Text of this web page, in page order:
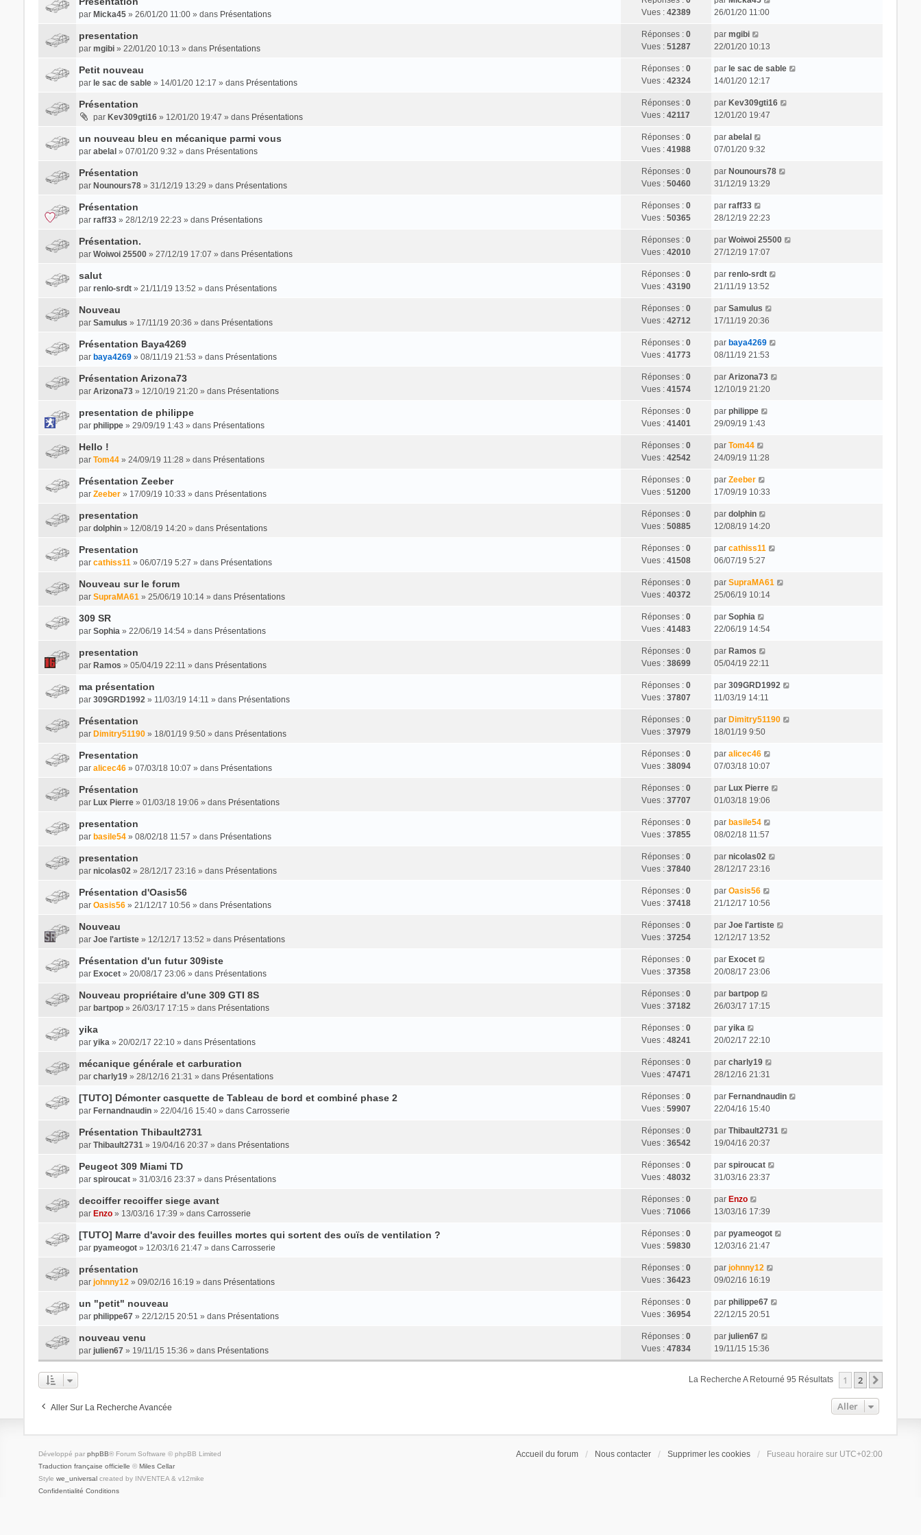
par Micka45» 26/01/20 11:00 » dans Présentations
Vues : 42389
26/01/20 11:00
presentation
par mgibi» 22/01/20 10:13 » dans Présentations
Réponses : 0
Vues : 51287
par mgibi
22/01/20 10:13
Petit nouveau
par le sac de sable» 14/01/20 12:17 » dans Présentations
Réponses : 0
Vues : 42324
par le sac de sable
14/01/20 12:17
Présentation
par Kev309gti16» 12/01/20 19:47 » dans Présentations
Réponses : 0
Vues :42117
par Kev309gti16
12/01/20 19:47
un nouveau bleu en mécanique parmi vous
par abelal» 07/01/20 9:32 » dans Présentations
Réponses : 0
Vues : 41988
par abelal
07/01/20 9:32
Présentation
par Nounours78» 31/12/19 13:29 » dans Présentations
Réponses : 0
Vues : 50460
par Nounours78
31/12/19 13:29
Présentation
par raff33» 28/12/19 22:23 » dans Présentations
Réponses : 0
Vues : 50365
par raff33
28/12/19 22:23
Présentation.
par Woiwoi 25500» 27/12/19 17:07 » dans Présentations
Réponses : 0
Vues : 42010
par Woiwoi 25500
27/12/19 17:07
salut
par renlo-srdt» 21/11/19 13:52 » dans Présentations
Réponses : 0
Vues : 43190
par renlo-srdt
21/11/19 13:52
Nouveau
par Samulus » 17/11/19 20:36 » dans Présentations
Réponses : 0
Vues : 42712
par Samulus
17/11/19 20:36
Présentation Baya4269
par baya4269» 08/11/19 21:53 » dans Présentations
Réponses : 0
Vues : 41773
par baya4269
08/11/19 21:53
Présentation Arizona73
par Arizona73» 12/10/19 21:20 » dans Présentations
Réponses : 0
Vues : 41574
par Arizona73
12/10/19 21:20
presentation de philippe
par philippe» 29/09/19 1:43 » dans Présentations
Réponses : 0
Vues : 41401
par philippe
29/09/19 1:43
Hello !
par Tom44» 24/09/19 11:28 » dans Présentations
Réponses : 0
Vues : 42542
par Tom44
24/09/19 11:28
Présentation Zeeber
par Zeeber» 17/09/19 10:33 » dans Présentations
Réponses : 0
Vues : 51200
par Zeeber
17/09/19 10:33
presentation
par dolphin» 12/08/19 14:20 » dans Présentations
Réponses : 0
Vues : 50885
par dolphin
12/08/19 14:20
Presentation
par cathiss11» 06/07/19 5:27 » dans Présentations
Réponses : 0
Vues : 41508
par cathiss11
06/07/19 5:27
Nouveau sur le forum
par SupraMA61» 25/06/19 10:14 » dans Présentations
Réponses : 0
Vues : 40372
par SupraMA61
25/06/19 10:14
309 SR
par Sophia» 22/06/19 14:54 » dans Présentations
Réponses : 0
Vues : 41483
par Sophia
22/06/19 14:54
presentation
par Ramos » 05/04/19 22:11 » dans Présentations
Réponses : 0
Vues : 38699
par Ramos
05/04/19 22:11
ma présentation
par 309GRD1992» 11/03/19 14:11 » dans Présentations
Réponses : 0
Vues : 37807
par 309GRD1992
11/03/19 14:11
Présentation
par Dimitry51190» 18/01/19 9:50 » dans Présentations
Réponses : 0
Vues : 37979
par Dimitry51190
18/01/19 9:50
Presentation
par alicec46» 07/03/18 10:07 » dans Présentations
Réponses : 0
Vues : 38094
par alicec46
07/03/18 10:07
Présentation
par Lux Pierre» 01/03/18 19:06 » dans Présentations
Réponses : 0
Vues : 37707
par Lux Pierre
01/03/18 19:06
presentation
par basile54» 08/02/18 11:57 » dans Présentations
Réponses : 0
Vues : 37855
par basile54
08/02/18 11:57
presentation
par nicolas02» 28/12/17 23:16 » dans Présentations
Réponses : 0
Vues : 37840
par nicolas02
28/12/17 23:16
Présentation d'Oasis56
par Oasis56» 21/12/17 10:56 » dans Présentations
Réponses : 0
Vues : 37418
par Oasis56
21/12/17 10:56
Nouveau
par Joe l'artiste» 12/12/17 13:52 » dans Présentations
Réponses : 0
Vues : 37254
par Joe l'artiste
12/12/17 13:52
Présentation d'un futur 309iste
par Exocet» 20/08/17 23:06 » dans Présentations
Réponses : 0
Vues : 37358
par Exocet
20/08/17 23:06
Nouveau propriétaire d'une 309 GTI 8S
par bartpop» 26/03/17 17:15 » dans Présentations
Réponses : 0
Vues : 37182
par bartpop
26/03/17 17:15
yika
par yika» 20/02/17 22:10 » dans Présentations
Réponses : 0
Vues : 48241
par yika
20/02/17 22:10
mécanique générale et carburation
par charly19» 28/12/16 21:31 » dans Présentations
Réponses : 0
Vues : 47471
par charly19
28/12/16 21:31
[TUTO] Démonter casquette de Tableau de bord et combiné phase 2
par Fernandnaudin» 22/04/16 15:40 » dans Carrosserie
Réponses : 0
Vues : 59907
par Fernandnaudin
22/04/16 15:40
Présentation Thibault2731
par Thibault2731» 19/04/16 20:37 » dans Présentations
Réponses : 0
Vues : 36542
par Thibault2731
19/04/16 20:37
Peugeot 309 Miami TD
par spiroucat» 31/03/16 23:37 » dans Présentations
Réponses : 0
Vues : 48032
par spiroucat
31/03/16 23:37
decoiffer recoiffer siege avant
par Enzo» 13/03/16 17:39 » dans Carrosserie
Réponses : 0
Vues : 71066
par Enzo
13/03/16 17:39
[TUTO] Marre d'avoir des feuilles mortes qui sortent des ouïs de ventilation ?
par pyameogot» 12/03/16 21:47 » dans Carrosserie
Réponses : 0
Vues : 59830
par pyameogot
12/03/16 21:47
présentation
par johnny12» 09/02/16 16:19 » dans Présentations
Réponses : 0
Vues : 36423
par johnny12
09/02/16 16:19
un "petit" nouveau
par philippe67» 22/12/15 20:51 » dans Présentations
Réponses : 0
Vues : 36954
par philippe67
22/12/15 20:51
nouveau venu
par julien67» 19/11/15 15:36 » dans Présentations
Réponses : 0
Vues : 47834
par julien67
19/11/15 15:36
La Recherche A Retourné 95 Résultats 1 2
Aller Sur La Recherche Avancée Aller
Accueil du forum Nous contacter Supprimer les cookies Fuseau horaire sur UTC+02:00
Développé par phpBB® Forum Software © phpBB Limited
Traduction française officielle © Miles Cellar
Style we_universalcreated by INVENTEA & v12mike
Confidentialité Conditions